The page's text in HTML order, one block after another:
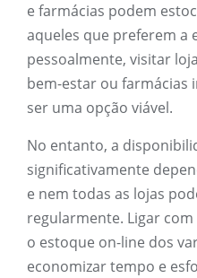
e farmácias podem
aqueles que preferem a
pessoalmente, visitar
bem-estar ou farmácias
ser uma opção viável.
No entanto, a
significativamente
e nem todas as lojas
regularmente. Ligar
o estoque on-line dos
economizar tempo e